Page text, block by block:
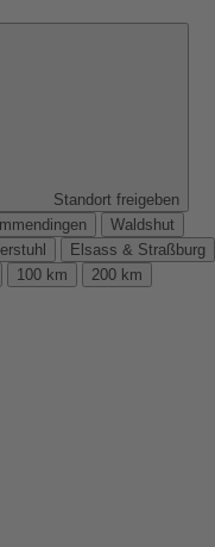
Standort freigeben
Waldshut
Elsass & Straßburg
100 km
200 km